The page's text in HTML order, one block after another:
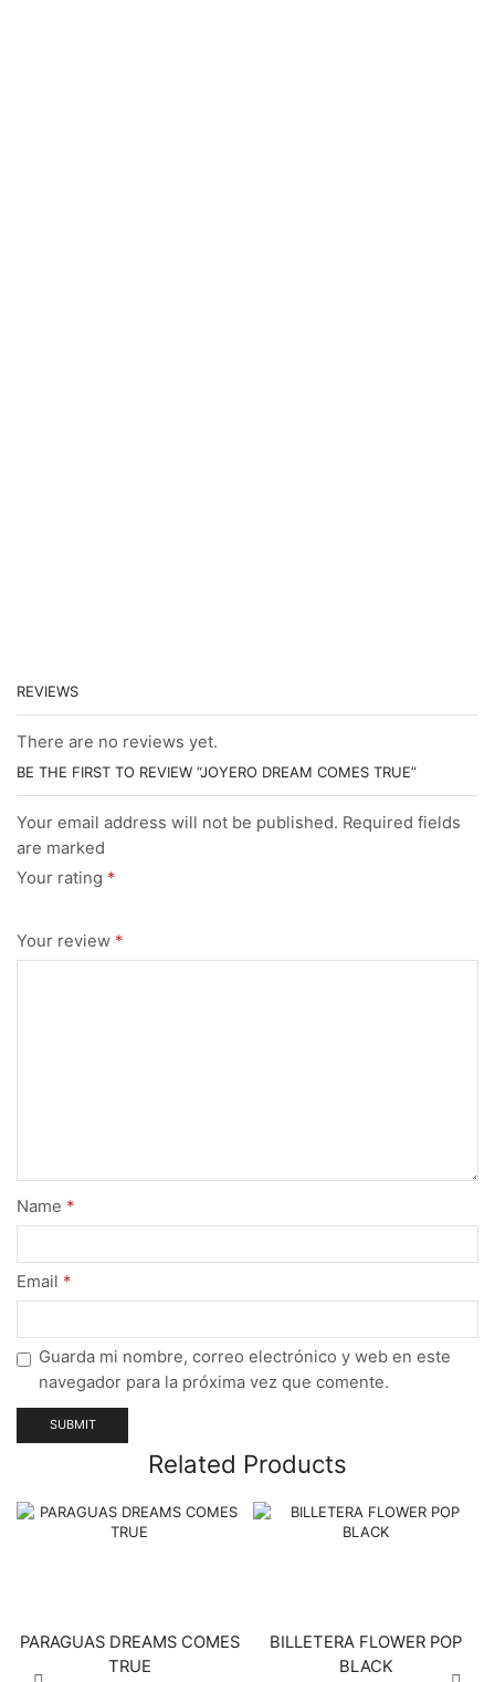
REVIEWS
There are no reviews yet.
BE THE FIRST TO REVIEW “JOYERO DREAM COMES TRUE”
Your email address will not be published. Required fields
are marked
Your rating *
Your review *
Name *
Email *
Guarda mi nombre, correo electrónico y web en este
navegador para la próxima vez que comente.
Related Products
PARAGUAS DREAMS COMES
TRUE
BILLETERA FLOWER POP
BLACK